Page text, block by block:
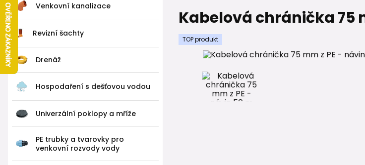
Venkovní kanalizace
Revizní šachty
Drenáž
Hospodaření s dešťovou vodou
Univerzální poklopy a mříže
PE trubky a tvarovky pro
venkovní rozvody vody
Kabelová chránička 75
TOP produkt